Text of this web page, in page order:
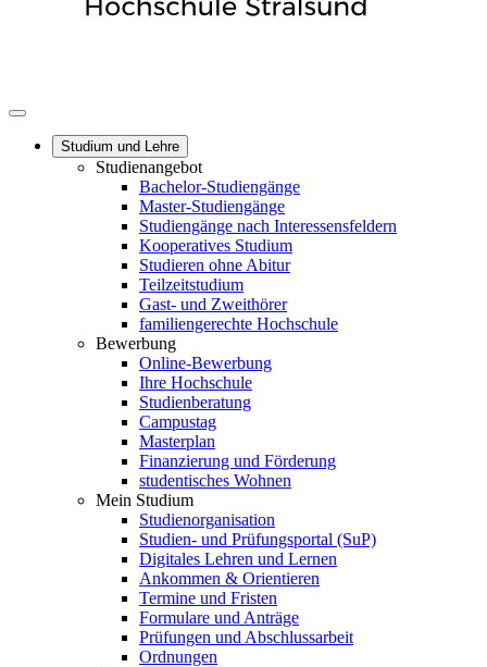
Studium und Lehre
Studienangebot
Bachelor-Studiengänge
Master-Studiengänge
Studiengänge nach Interessensfeldern
Kooperatives Studium
Studieren ohne Abitur
Teilzeitstudium
Gast- und Zweithörer
familiengerechte Hochschule
Bewerbung
Online-Bewerbung
Ihre Hochschule
Studienberatung
Campustag
Masterplan
Finanzierung und Förderung
studentisches Wohnen
Mein Studium
Studienorganisation
Studien- und Prüfungsportal (SuP)
Digitales Lehren und Lernen
Ankommen & Orientieren
Termine und Fristen
Formulare und Anträge
Prüfungen und Abschlussarbeit
Ordnungen